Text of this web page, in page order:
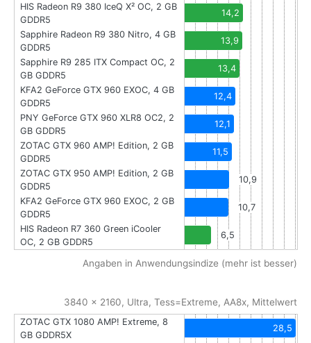
HIS Radeon R9 380 IceQ X² OC, 2 GB
GDDR5
14,2
Sapphire Radeon R9 380 Nitro, 4 GB
GDDR5
13,9
Sapphire R9 285 ITX Compact OC, 2
GB GDDR5
13,4
KFA2 GeForce GTX 960 EXOC, 4 GB
GDDR5
12,4
PNY GeForce GTX 960 XLR8 OC2, 2
GB GDDR5
12,1
ZOTAC GTX 960 AMP! Edition, 2 GB
GDDR5
11,5
ZOTAC GTX 950 AMP! Edition, 2 GB
GDDR5
10,9
KFA2 GeForce GTX 960 EXOC, 2 GB
GDDR5
10,7
HIS Radeon R7 360 Green iCooler
OC, 2 GB GDDR5
6,5
Angaben in Anwendungsindize (mehr ist besser)
3840 x 2160, Ultra, Tess=Extreme, AA8x, Mittelwert
ZOTAC GTX 1080 AMP! Extreme, 8
GB GDDR5X
28,5